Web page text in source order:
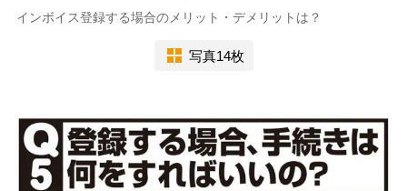
インボイス登録する場合のメリット・デメリットは？
写真14枚